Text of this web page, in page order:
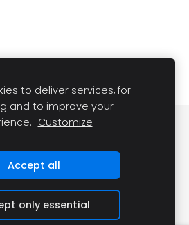
Slapukai
to deliver services, for
and to improve your
Customize
Accept all
only essential